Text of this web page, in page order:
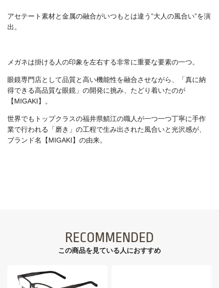
アセテート素材と金属の融合がいつもとは違う”大人の風合い”を演
出。
メガネは掛ける人の印象を左右する非常に重要な要素の一つ。
眼鏡専門店として品質と高い機能性を融合させながら、「真に納
得できる高品質な眼鏡」の開発に挑み、たどり着いたのが
【MIGAKI】。
世界でもトップクラスの福井県鯖江の職人が一つ一つ丁寧に手作
業で行われる「磨き」の工程で生み出された風合いと光沢感が、
ブランド名【MIGAKI】の由来。
RECOMMENDED
この商品を見ている⼈におすすめ